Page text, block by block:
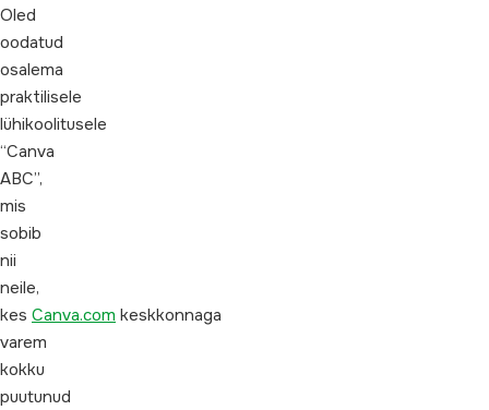
Oled
oodatud
osalema
praktilisele
lühikoolitusele
“Canva
ABC”,
mis
sobib
nii
neile,
kes Canva.com keskkonnaga
varem
kokku
puutunud